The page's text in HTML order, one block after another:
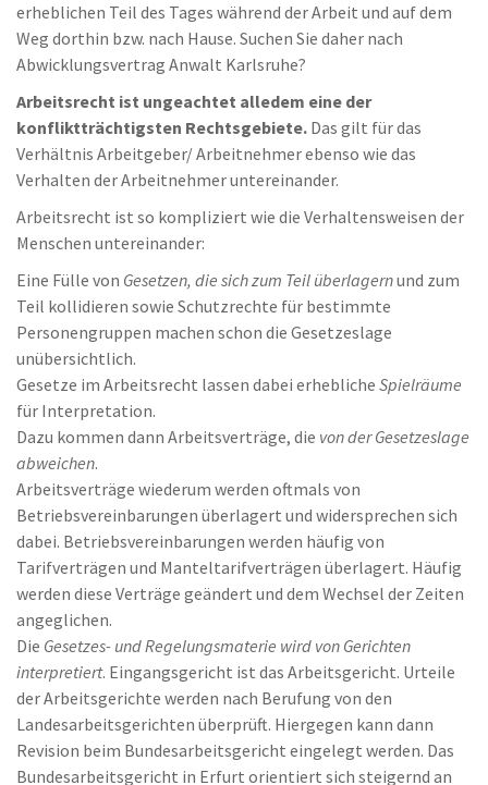
erheblichen Teil des Tages während der Arbeit und auf dem
Weg dorthin bzw. nach Hause. Suchen Sie daher nach
Abwicklungsvertrag Anwalt Karlsruhe?
Arbeitsrecht ist ungeachtet alledem eine der
konfliktträchtigsten Rechtsgebiete. Das gilt für das
Verhältnis Arbeitgeber/ Arbeitnehmer ebenso wie das
Verhalten der Arbeitnehmer untereinander.
Arbeitsrecht ist so kompliziert wie die Verhaltensweisen der
Menschen untereinander:
Eine Fülle von Gesetzen, die sich zum Teil überlagernund zum
Teil kollidieren sowie Schutzrechte für bestimmte
Personengruppen machen schon die Gesetzeslage
unübersichtlich.
Gesetze im Arbeitsrecht lassen dabei erhebliche Spielräume
für Interpretation.
Dazu kommen dann Arbeitsverträge, die von der Gesetzeslage
abweichen.
Arbeitsverträge wiederum werden oftmals von
Betriebsvereinbarungen überlagert und widersprechen sich
dabei. Betriebsvereinbarungen werden häufig von
Tarifverträgen und Manteltarifverträgen überlagert. Häufig
werden diese Verträge geändert und dem Wechsel der Zeiten
angeglichen.
Die Gesetzes- und Regelungsmaterie wird von Gerichten
interpretiert. Eingangsgericht ist das Arbeitsgericht. Urteile
der Arbeitsgerichte werden nach Berufung von den
Landesarbeitsgerichten überprüft. Hiergegen kann dann
Revision beim Bundesarbeitsgericht eingelegt werden. Das
Bundesarbeitsgericht in Erfurt orientiert sich steigernd an